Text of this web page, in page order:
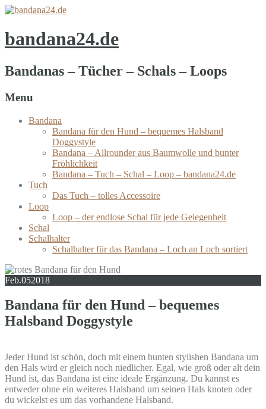
bandana24.de
Bandanas – Tücher – Schals – Loops
Menu
Bandana
Bandana für den Hund – bequemes Halsband
Doggystyle
Bandana – Allrounder aus Baumwolle und bunter
Fröhlichkeit
Bandana – Tuch – Schal – Loop – bandana24.de
Tuch
Das Tuch – tolles Accessoire
Loop
Loop – der endlose Schal für jede Gelegenheit
Schal
Schalhalter
Schalhalter für das Bandana – Loch an Loch sortiert
Feb.052018
Bandana für den Hund – bequemes
Halsband Doggystyle
Jeder Hund ist schön, doch mit einem bunten stylishen Bandana um
den Hals wird er gleich noch niedlicher. Egal, wie groß oder alt dein
Hund ist, das Bandana ist eine ideale Ergänzung. Du kannst es
entweder ohne ein weiteres Halsband um seinen Hals knoten oder
du wickelst es um das vorhandene Halsband.